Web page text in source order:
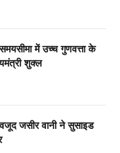
में उच्च गुणवत्ता के
शुक्ल
जसीर वानी ने सुसाइड